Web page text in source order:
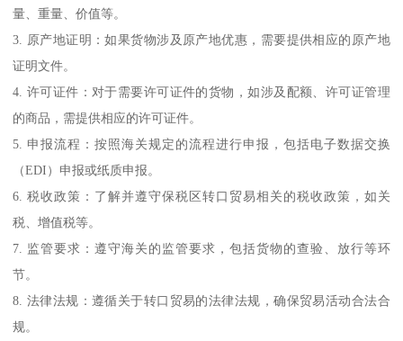
量、重量、价值等。
3. 原产地证明：如果货物涉及原产地优惠，需要提供相应的原产地
证明文件。
4. 许可证件：对于需要许可证件的货物，如涉及配额、许可证管理
的商品，需提供相应的许可证件。
5. 申报流程：按照海关规定的流程进行申报，包括电子数据交换
（EDI）申报或纸质申报。
6. 税收政策：了解并遵守保税区转口贸易相关的税收政策，如关
税、增值税等。
7. 监管要求：遵守海关的监管要求，包括货物的查验、放行等环
节。
8. 法律法规：遵循关于转口贸易的法律法规，确保贸易活动合法合
规。